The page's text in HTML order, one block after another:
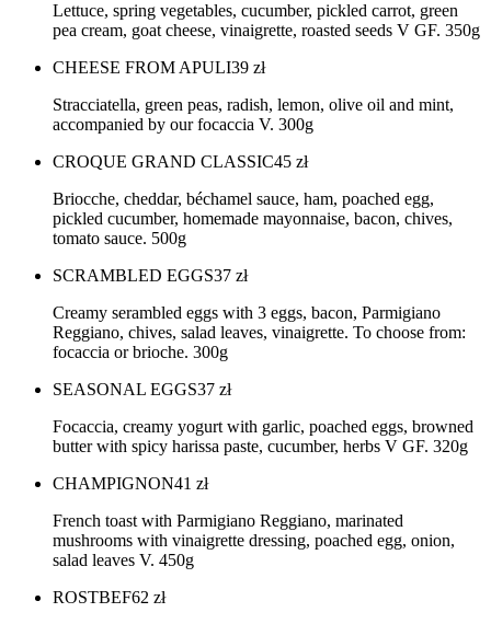
Lettuce, spring vegetables, cucumber, pickled carrot, green
pea cream, goat cheese, vinaigrette, roasted seeds V GF. 350g
CHEESE FROM APULI39 zł
Stracciatella, green peas, radish, lemon, olive oil and mint,
accompanied by our focaccia V. 300g
CROQUE GRAND CLASSIC45 zł
Briocche, cheddar, béchamel sauce, ham, poached egg,
pickled cucumber, homemade mayonnaise, bacon, chives,
tomato sauce. 500g
SCRAMBLED EGGS37 zł
Creamy serambled eggs with 3 eggs, bacon, Parmigiano
Reggiano, chives, salad leaves, vinaigrette. To choose from:
focaccia or brioche. 300g
SEASONAL EGGS37 zł
Focaccia, creamy yogurt with garlic, poached eggs, browned
butter with spicy harissa paste, cucumber, herbs V GF. 320g
CHAMPIGNON41 zł
French toast with Parmigiano Reggiano, marinated
mushrooms with vinaigrette dressing, poached egg, onion,
salad leaves V. 450g
ROSTBEF62 zł